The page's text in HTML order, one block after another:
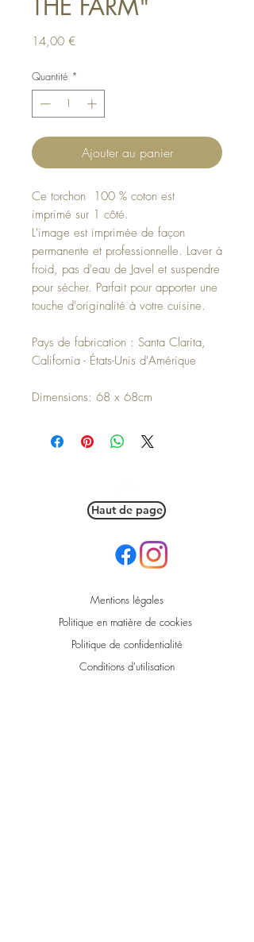
14,00 €Prix
Quantité *
Ajouter au panier
Ce torchon 100 % coton est
imprimé sur 1 côté.
L'image est imprimée de façon
permanente et professionnelle. Laver à
froid, pas d'eau de Javel et suspendre
pour sécher. Parfait pour apporter une
touche d'originalité à votre cuisine.
Pays de fabrication : Santa Clarita,
California - États-Unis d'Amérique
Dimensions: 68 x 68cm
Haut de page
Mentions légales
Politique en matière de cookies
Politique de confidentialité
Conditions d'utilisation